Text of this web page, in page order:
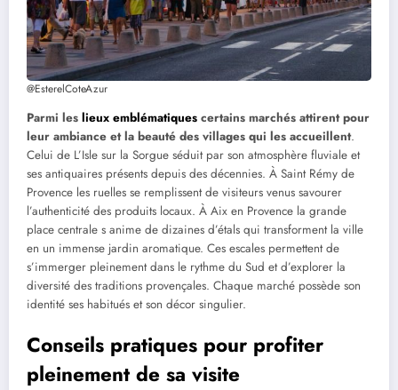
@EsterelCoteAzur
Parmi les lieux emblématiques certains marchés attirent pour
leur ambiance et la beauté des villages qui les accueillent.
Celui de L’Isle sur la Sorgue séduit par son atmosphère fluviale et
ses antiquaires présents depuis des décennies. À Saint Rémy de
Provence les ruelles se remplissent de visiteurs venus savourer
l’authenticité des produits locaux. À Aix en Provence la grande
place centrale s anime de dizaines d’étals qui transforment la ville
en un immense jardin aromatique. Ces escales permettent de
s’immerger pleinement dans le rythme du Sud et d’explorer la
diversité des traditions provençales. Chaque marché possède son
identité ses habitués et son décor singulier.
Conseils pratiques pour profiter
pleinement de sa visite